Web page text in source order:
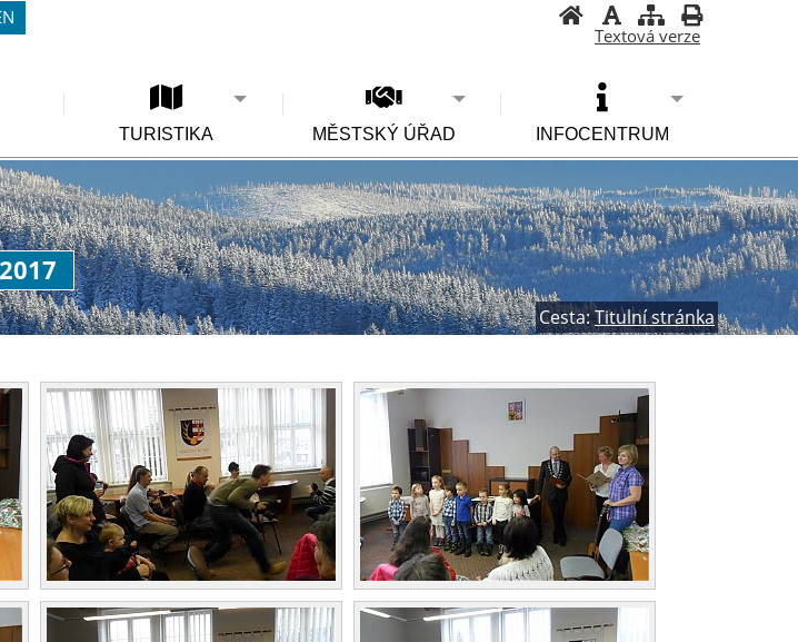
Textová verze
TURISTIKA MĚSTSKÝ ÚŘAD INFOCENTRUM
Cesta:Titulní stránka